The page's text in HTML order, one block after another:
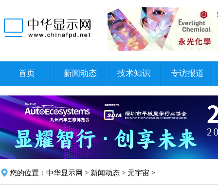
首页 新闻动态 技术知识 专访报道
您的位置： 中华显示网 > 新闻动态 > 元宇宙 >